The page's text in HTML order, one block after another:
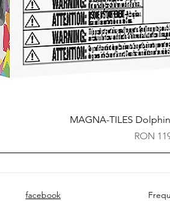
Quick
MAGNA-TILES
Price
RON
facebook